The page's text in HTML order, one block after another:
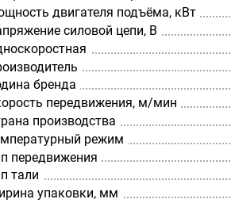
двигателя подъёма, кВт
силовой цепи, В
бренда
передвижения, м/мин
производства
режим
передвижения
тали
упаковки, мм